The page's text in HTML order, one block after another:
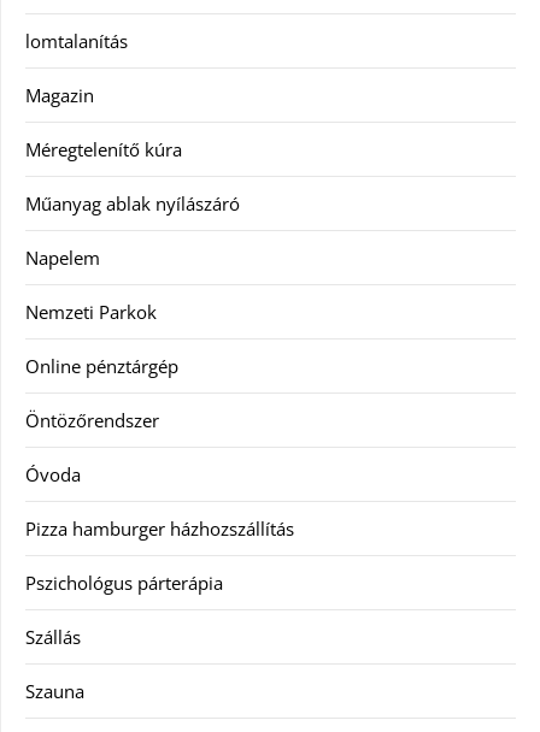
lomtalanítás
Magazin
Méregtelenítő kúra
Műanyag ablak nyílászáró
Napelem
Nemzeti Parkok
Online pénztárgép
Öntözőrendszer
Óvoda
Pizza hamburger házhozszállítás
Pszichológus párterápia
Szállás
Szauna